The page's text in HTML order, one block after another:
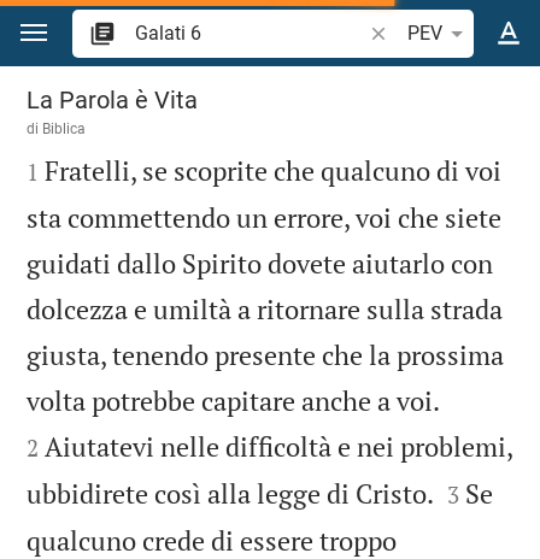
Vai al contenuto
Ricerca verso
PEV
Galati 6
La Parola è Vita
di Biblica

1 Fratelli, se scoprite che qualcuno di voi
sta commettendo un errore, voi che siete
guidati dallo Spirito dovete aiutarlo con
dolcezza e umiltà a ritornare sulla strada
giusta, tenendo presente che la prossima
volta potrebbe capitare anche a voi.
2 Aiutatevi nelle difficoltà e nei problemi,
ubbidirete così alla legge di Cristo. 

3 Se
qualcuno crede di essere troppo